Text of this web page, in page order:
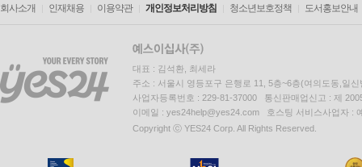
회사소개 인재채용 이용약관 개인정보처리방침 청소년보호정책 도서홍보안내
대표 : 김석환, 최세라
주소 : 서울시 영등포구 은행로 11, 5층~6층(여의도동,일신
사업자등록번호 : 229-81-37000 통신판매업신고 : 제
이메일 : yes24help@yes24.com 호스팅 서비스사업자 :
Copyright ⓒ YES24 Corp. All Rights Reserved.